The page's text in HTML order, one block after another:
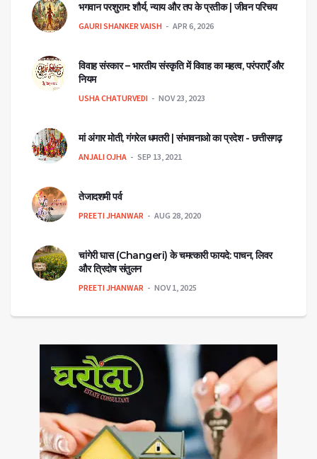
भगवान परशुराम: शौर्य, न्याय और तप के प्रतीक | जीवन परिचय
GAURI SHANKER VAISH APR 6, 2026
विवाह संस्कार – भारतीय संस्कृति में विवाह का महत्व, परंपराएँ और
नियम
USHA CHATURVEDI NOV 23, 2023
मां अंगार मोती, गंगरेल धमतरी | संभावनाओ का प्रदेश - छत्तीसगढ़
ANJALI OJHA SEP 13, 2021
तेजादशमी पर्व
PREETI JHANWAR AUG 28, 2020
चांगेरी घास (Changeri) के चमत्कारी फायदे: पाचन, लिवर
और त्रिदोष संतुलन
PREETI JHANWAR NOV 1, 2025